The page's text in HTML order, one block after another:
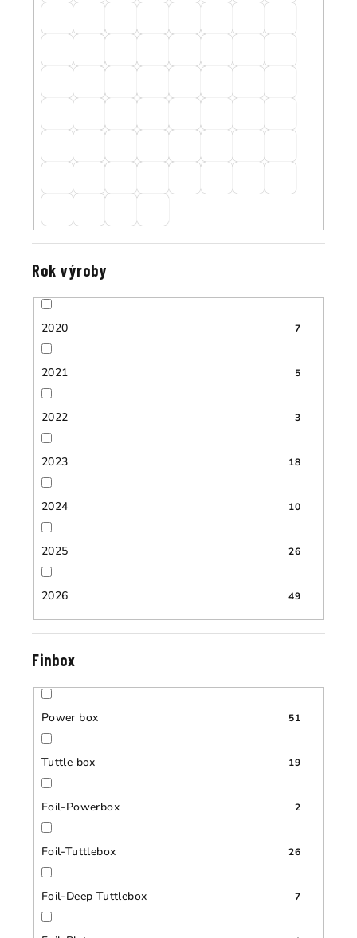
Rok výroby
2020 7
2021 5
2022 3
2023 18
2024 10
2025 26
2026 49
Finbox
Power box 51
Tuttle box 19
Foil-Powerbox 2
Foil-Tuttlebox 26
Foil-Deep Tuttlebox 7